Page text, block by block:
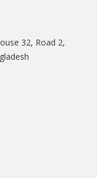
32, Road 2,